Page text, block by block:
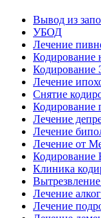
Вывод из
УБОД
Лечение
Кодирование
Кодирование
Лечение
Снятие
Кодирование
Лечение
Лечение
Лечение от
Кодирование
Клиника
Лечение
Лечение